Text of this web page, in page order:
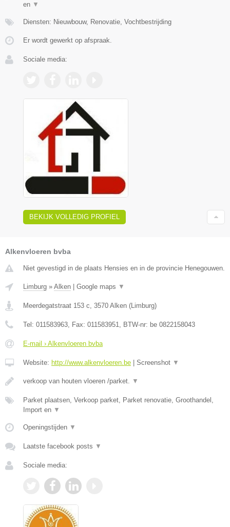
en ▼
Diensten: Nieuwbouw, Renovatie, Vochtbestrijding
Er wordt gewerkt op afspraak.
Sociale media:
BEKIJK VOLLEDIG PROFIEL
Alkenvloeren bvba
Niet gevestigd in de plaats Hensies en in de provincie Henegouwen.
Limburg » Alken Google maps ▼
Meerdegatstraat 153 c, 3570 Alken (Limburg)
Tel: 011583963, Fax: 011583951, BTW-nr: be 0822158043
E-mail › Alkenvloeren bvba
Website: http://www.alkenvloeren.be Screenshot ▼
verkoop van houten vloeren /parket. ▼
Parket plaatsen, Verkoop parket, Parket renovatie, Groothandel,
Import en ▼
Openingstijden ▼
Laatste facebook posts ▼
Sociale media: